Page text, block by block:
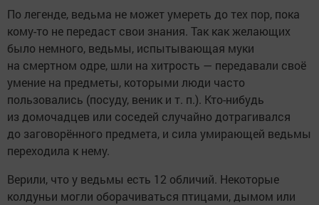
По легенде, ведьма не может умереть до тех пор, пока
кому-то не передаст свои знания. Так как желающих
было немного, ведьмы, испытывающая муки
на смертном одре, шли на хитрость — передавали своё
умение на предметы, которыми люди часто
пользовались (посуду, веник и т. п.). Кто-нибудь
из домочадцев или соседей случайно дотрагивался
до заговорённого предмета, и сила умирающей ведьмы
переходила к нему.
Верили, что у ведьмы есть 12 обличий. Некоторые
колдуньи могли оборачиваться птицами, дымом или